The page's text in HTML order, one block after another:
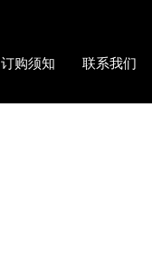
订购须知 联系我们